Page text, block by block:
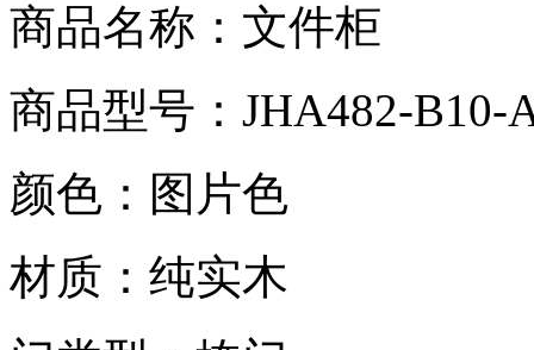
商品名称：文件柜
商品型号：JHA482-B10-
颜色：图片色
材质：纯实木